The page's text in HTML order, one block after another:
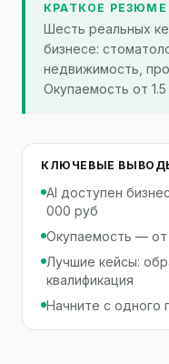
КРАТКОЕ РЕЗЮМЕ
Шесть реальных
бизнесе:
недвижимость,
Окупаемость от
КЛЮЧЕВЫЕ
AI доступен
000 руб
Окупаемость — от
Лучшие кейсы:
квалификация
Начните с одного